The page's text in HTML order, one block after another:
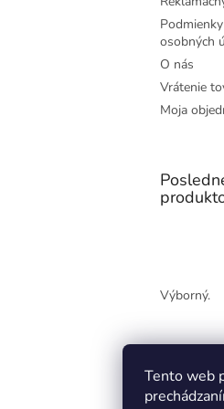
Tento web
osobných
O nás
Vrátenie
Moja
Výborný.